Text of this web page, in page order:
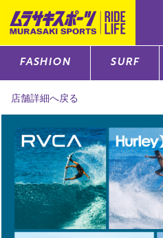
CATEGORY
サーフTOP
スノーTOP
スケートTOP
FASHION SURF
店舗詳細へ戻る